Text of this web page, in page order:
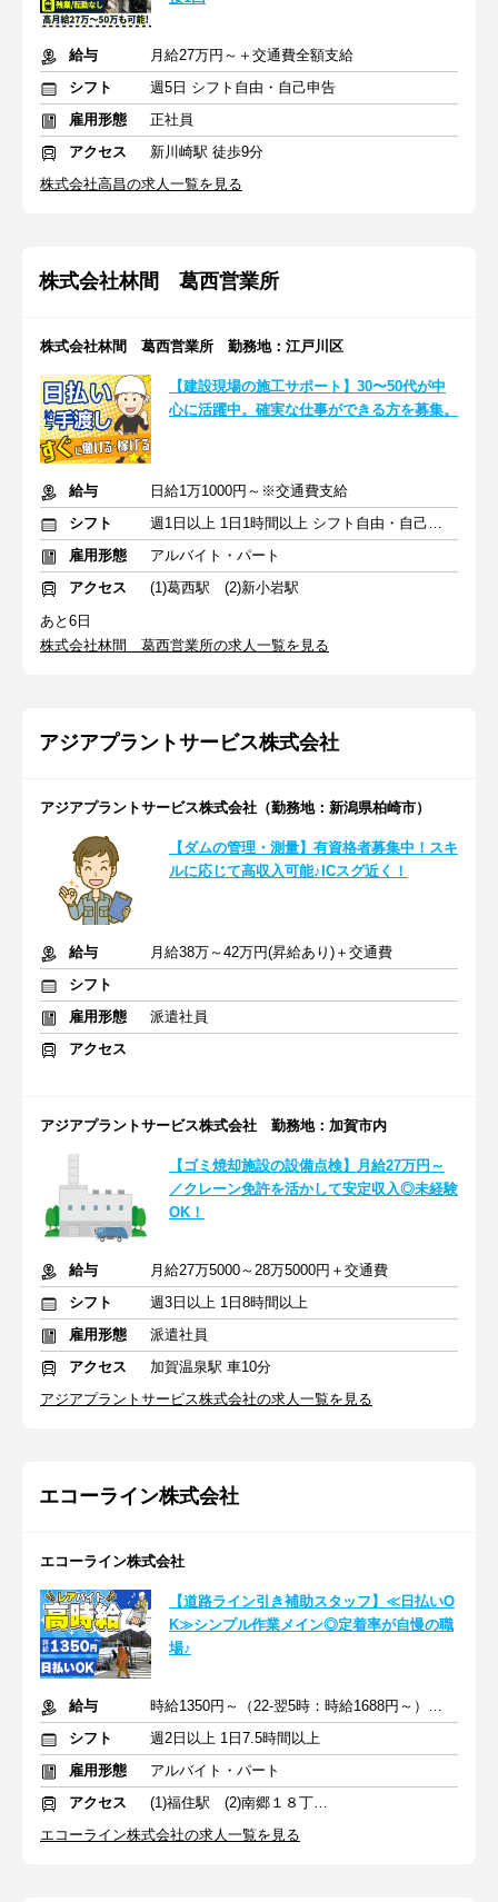
給与
月給27万円～＋交通費全額支給
シフト
週5日 シフト自由・自己申告
雇用形態
正社員
アクセス
新川崎駅 徒歩9分
株式会社高昌の求人一覧を見る
株式会社林間 葛西営業所
株式会社林間 葛西営業所 勤務地：江戸川区
【建設現場の施工サポート】30〜50代が中
心に活躍中。確実な仕事ができる方を募集。
給与
日給1万1000円～※交通費支給
シフト
週1日以上 1日1時間以上 シフト自由・自己申告
雇用形態
アルバイト・パート
アクセス
(1)葛西駅 (2)新小岩駅
あと6日
株式会社林間 葛西営業所の求人一覧を見る
アジアプラントサービス株式会社
アジアプラントサービス株式会社（勤務地：新潟県柏崎市）
【ダムの管理・測量】有資格者募集中！スキ
ルに応じて高収入可能♪ICスグ近く！
給与
月給38万～42万円(昇給あり)＋交通費
シフト
雇用形態
派遣社員
アクセス
アジアプラントサービス株式会社 勤務地：加賀市内
【ゴミ焼却施設の設備点検】月給27万円～
／クレーン免許を活かして安定収入◎未経験
OK！
給与
月給27万5000～28万5000円＋交通費
シフト
週3日以上 1日8時間以上
雇用形態
派遣社員
アクセス
加賀温泉駅 車10分
アジアプラントサービス株式会社の求人一覧を見る
エコーライン株式会社
エコーライン株式会社
【道路ライン引き補助スタッフ】≪日払いO
K≫シンプル作業メイン◎定着率が自慢の職
場♪
給与
時給1350円～（22-翌5時：時給1688円～）＋交通費
シフト
週2日以上 1日7.5時間以上
雇用形態
アルバイト・パート
アクセス
(1)福住駅 (2)南郷１８丁目駅
エコーライン株式会社の求人一覧を見る